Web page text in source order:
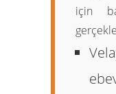
için